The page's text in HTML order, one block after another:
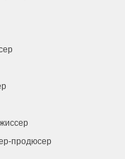
продюсер